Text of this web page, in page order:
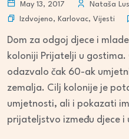
May 13, 2017
Nataša
Izdvojeno, Karlovac, Vijesti
Dom za odgoj djece i
koloniji Prijatelji u
odazvalo čak 60-ak
zemalja. Cilj kolonije je
umjetnosti, ali i pokazati
prijateljstvo između djece i